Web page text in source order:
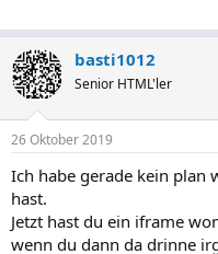
basti1012
Senior HTML'ler
26 Oktober 2019
Ich habe gerade kein plan
hast.
Jetzt hast du ein iframe
wenn du dann da drinne